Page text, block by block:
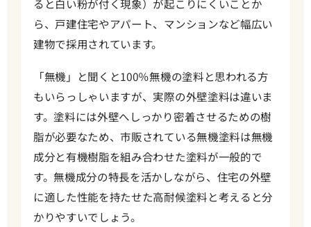
ると白い粉が付く現象）が起こりにくいことか
ら、戸建住宅やアパート、マンションなど幅広い
建物で採用されています。
「無機」と聞くと100％無機の塗料と思われる方
もいらっしゃいますが、実際の外壁塗料は違いま
す。塗料には外壁へしっかり密着させるための樹
脂が必要なため、市販されている無機塗料は無機
成分と有機樹脂を組み合わせた塗料が一般的で
す。無機成分の特長を活かしながら、住宅の外壁
に適した性能を持たせた高耐候塗料と考えると分
かりやすいでしょう。